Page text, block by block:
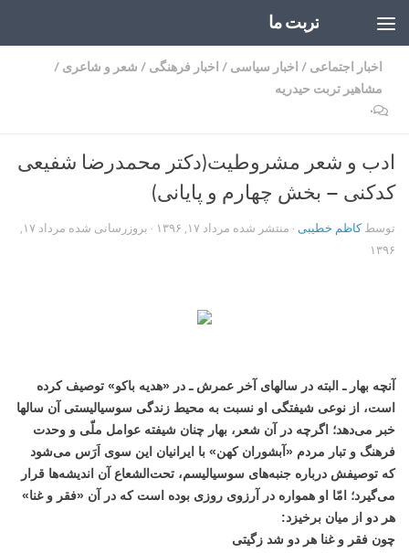
تربت ما
اخبار اجتماعی / اخبار سیاسی / اخبار فرهنگی / شعر و شاعری /
مشاهیر تربت حیدریه
۰
ادب و شعر مشروطیت(دکتر محمدرضا شفیعی
کدکنی – بخش چهارم و پایانی)
توسطکاظم خطیبی · منتشر شده مرداد ۱۷, ۱۳۹۶ · بروزرسانی شده
مرداد ۱۷,
۱۳۹۶
آنچه بهار ـ البته در سالهای آخر عمرش ـ در «هدیه باکو» توصیف کرده
است، از نوعی شیفتگی او نسبت به محیط زندگی سوسیالیستی آن سالها
خبر می‌دهد؛ اگرچه در آن شعر، بهار چنان شیفته عوامل ملّی و وحدت
فرهنگ و تبار مردم «آبشوران کهن» با ایرانیان این سوی اَرَس می‌شود
که توصیفش درباره جنبه‌های سوسیالیسم، تحت‌الشعاع آن اندیشه‌ها قرار
می‌گیرد؛ امّا او همواره در آرزوی روزی بوده است که در آن «فقر و غنا»
هر دو از میان برخیزد:
چون فقر و غنا هر دو شد زگیتی